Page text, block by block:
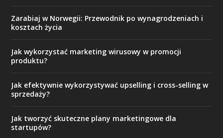
Zarabiaj w Norwegii: Przewodnik po wynagrodzeniach i
kosztach życia
Jak wykorzystać marketing wirusowy w promocji
produktu?
Jak efektywnie wykorzystywać upselling i cross-selling w
sprzedaży?
Jak tworzyć skuteczne plany marketingowe dla
startupów?